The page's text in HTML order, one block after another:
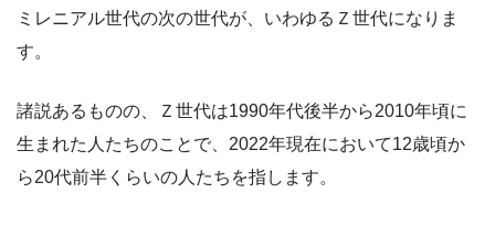
ミレニアル世代の次の世代が、いわゆるＺ世代になりま
す。
諸説あるものの、Ｚ世代は1990年代後半から2010年頃に
生まれた人たちのことで、2022年現在において12歳頃か
ら20代前半くらいの人たちを指します。